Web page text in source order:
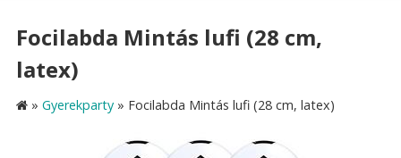
Focilabda Mintás lufi (28 cm,
latex)
» Gyerekparty » Focilabda Mintás lufi (28 cm, latex)